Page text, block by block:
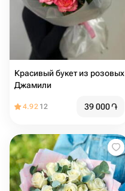
Красивый букет из розовых
Джамили
4.92 12 39 000֏